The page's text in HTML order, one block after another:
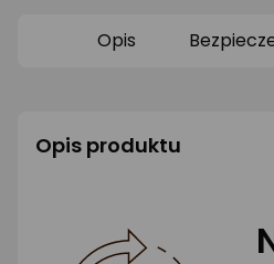
gwiazdkiOpis
Opis produktu